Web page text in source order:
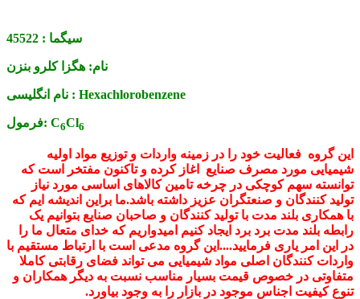
سیگما : 45522
نام: هگزا کلرو بنزن
نام انگلیسی : Hexachlorobenzene
فرمول: C6Cl6
این گروه فعالیت خود را در زمینه واردات و توزیع مواد اولیه
شیمیایی مورد مصرف صنایع اغاز کرده و تاکنون مفتخر است که
توانسته سهم کوچکی در چرخه تامین کالاهای اساسی مورد نیاز
تولید کنندگان و صنعتگران عزیز داشته باشد.ما براین اندیشه ایم که
با همکاری بلند مدت با تولید کنندگان و صاحبان صنایع بتوانیم یک
رابطه بلند مدت برد برد ایجاد کنیم امیدواریم که خدای متعال ما را
در این امر یاری فرمایید....این گروه مدعی است با ارتباط مستقیم با
واردات کنندگان اصلی مواد شیمیایی می تواند فضای رقابتی کاملا
متفاوتی در خصوص قیمت بسیار مناسب نسبت به دیگر همکاران و
تنوع کیفیت اجناس موجود در بازار را به وجود بیاورد.